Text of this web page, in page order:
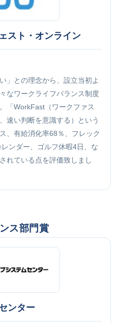
スト・オンライン
」との理念から、設立当初よ
なワークライフバランス制度
「WorkFast（ワークファス
速い判断を意識する）という
、有給消化率68％、フレック
ンダー、ゴルフ休暇4日、な
れている点を評価致しまし
ス部門賞
ンター